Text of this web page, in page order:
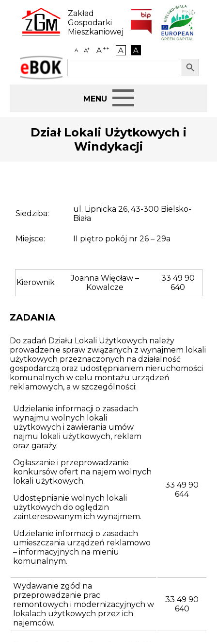
content
Zakład
Gospodarki
Mieszkaniowej
A A+ A++ A A
eBOK
Search
Search Button
BIP
Opłaty i rozliczenia
Działania antysmogowe
Remonty budynków
Zamówienia publiczne
Nowości
Dział Lokali Użytkowych i
Windykacji
Siedziba:
ul. Lipnicka 26, 43-300 Bielsko-
Biała
Miejsce: II piętro pokój nr 26 – 29a
Kierownik
Joanna Więcław –
Kowalcze
33 49 90
640
ZADANIA
Do zadań Działu Lokali Użytkowych należy
prowadzenie spraw związanych z wynajmem lokali
użytkowych przeznaczonych na działalność
gospodarczą oraz udostępnianiem nieruchomości
komunalnych w celu montażu urządzeń
reklamowych, a w szczególności:
Udzielanie informacji o zasadach
wynajmu wolnych lokali
użytkowych i zawierania umów
najmu lokali użytkowych, reklam
oraz garaży.
Ogłaszanie i przeprowadzanie
konkursów ofert na najem wolnych
lokali użytkowych.
Udostępnianie wolnych lokali
użytkowych do oględzin
zainteresowanym ich wynajmem.
Udzielanie informacji o zasadach
umieszczania urządzeń reklamowo
– informacyjnych na mieniu
komunalnym.
33 49 90
644
Wydawanie zgód na
przeprowadzanie prac
remontowych i modernizacyjnych w
lokalach użytkowych przez ich
najemców.
33 49 90
640